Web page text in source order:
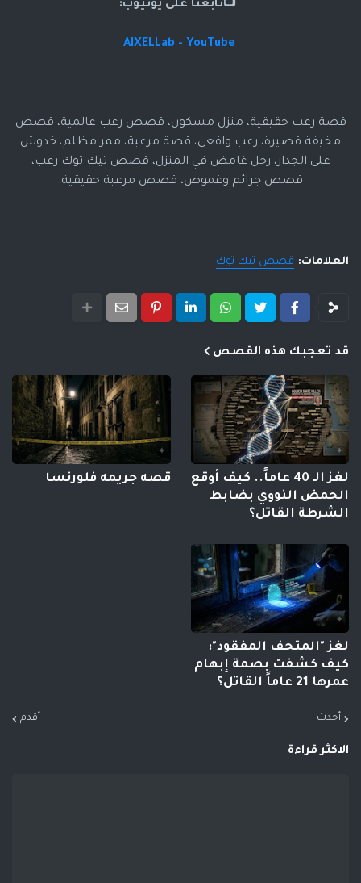
📺تابعنا على يوتيوب:
AIXELLab - YouTube
قصة رعب حقيقية، منزل مسكون، قصص رعب عالمية، قصص
مخيفة قصيرة، رعب واقعي، قصة مرعبة، ممر مظلم، خدوش
على الجدار، رجل غامض في المنزل، قصص تيك توك رعب،
قصص جرائم وغموض، قصص مرعبة حقيقية.
العلامات: قصص تيك توك
قد تعجبك هذه القصص
لغز الـ 40 عاماً.. كيف أوقع
الحمض النووي بضابط
الشرطة القاتل؟
قصه جريمه فلورنسا
لغز "المتحف المفقود":
كيف كشفت بصمة إبهام
عمرها 21 عاماً القاتل؟
أحدث أقدم
الاكثر قراءة